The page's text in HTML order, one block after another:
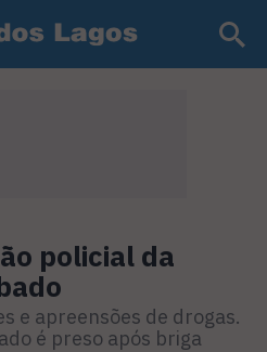
policial da
e apreensões de drogas.
é preso após briga